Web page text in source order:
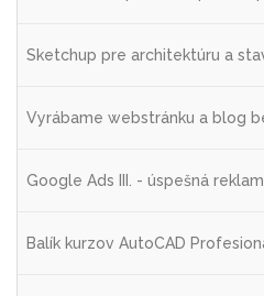
Sketchup pre architektúru a
Vyrábame webstránku a blog
Google Ads III. - úspešná
Balík kurzov AutoCAD